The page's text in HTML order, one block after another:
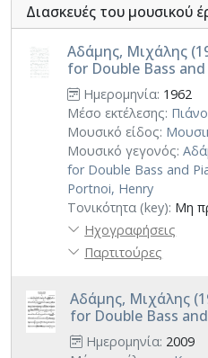
Διασκευές του μουσικού
Αδάμης, Μιχάλης
for Double Bass
Ημερομηνία: 1962
Μέσο εκτέλεσης: Πιάνο
Μουσικό είδος:
Μουσικό γεγονός:
for Double Bass and
Portnoi, Henry
Τονικότητα (key): Μη
Ηχογραφήσεις
Παρτιτούρες
Αδάμης, Μιχάλης
for Double Bass
Ημερομηνία: 2009